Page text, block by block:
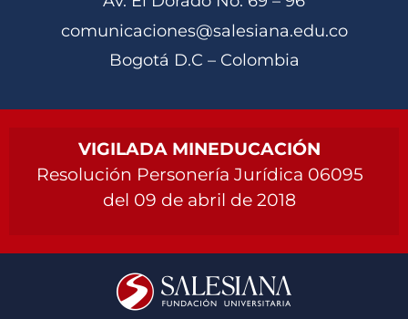
comunicaciones@salesiana.edu.co
Bogotá D.C – Colombia
VIGILADA MINEDUCACIÓN
Resolución Personería Jurídica 06095
del 09 de abril de 2018